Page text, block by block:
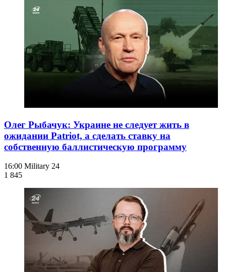
Олег Рыбачук: Украине не следует жить в
ожидании Patriot, а сделать ставку на
собственную баллистическую программу
16:00 Military 24
1 845